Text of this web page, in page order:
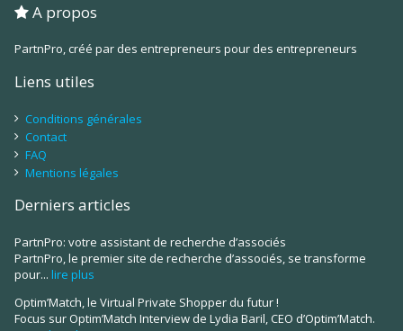
A propos
PartnPro, créé par des entrepreneurs pour des entrepreneurs
Liens utiles
Conditions générales
Contact
FAQ
Mentions légales
Derniers articles
PartnPro: votre assistant de recherche d’associés
PartnPro, le premier site de recherche d’associés, se transforme
pour... lire plus
Optim’Match, le Virtual Private Shopper du futur !
Focus sur Optim’Match Interview de Lydia Baril, CEO d’Optim’Match.